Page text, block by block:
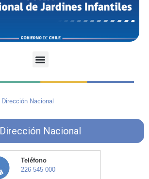
Dirección Nacional
Dirección Nacional
Teléfono
226 545 000